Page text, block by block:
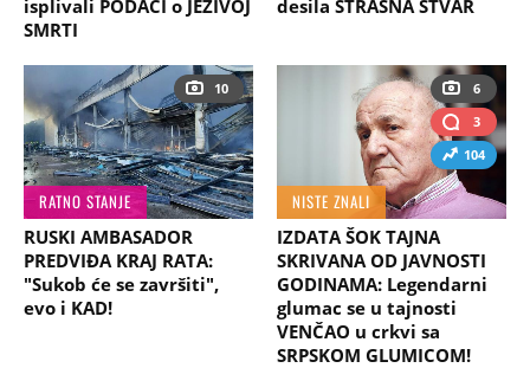
isplivali PODACI o JEZIVOJ
SMRTI
desila STRAŠNA STVAR
10
RATNO STANJE
RUSKI AMBASADOR
PREDVIĐA KRAJ RATA:
"Sukob će se završiti",
evo i KAD!
6
3
104
NISTE ZNALI
IZDATA ŠOK TAJNA
SKRIVANA OD JAVNOSTI
GODINAMA: Legendarni
glumac se u tajnosti
VENČAO u crkvi sa
SRPSKOM GLUMICOM!